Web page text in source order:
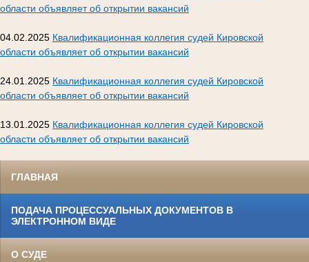
области объявляет об открытии вакансий
04.02.2025 Квалификационная коллегия судей Кировской
области объявляет об открытии вакансий
24.01.2025 Квалификационная коллегия судей Кировской
области объявляет об открытии вакансий
13.01.2025 Квалификационная коллегия судей Кировской
области объявляет об открытии вакансий
ГЛАВНАЯ
ПОДАЧА ПРОЦЕССУАЛЬНЫХ ДОКУМЕНТОВ В
ЭЛЕКТРОННОМ ВИДЕ
О СУДЕ